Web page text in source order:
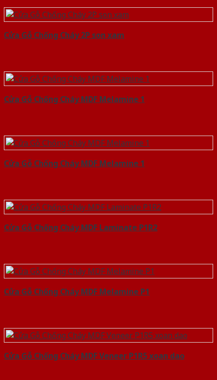
Cửa Gỗ Chống Cháy 2P son xam
Cửa Gỗ Chống Cháy MDF Melamine 1
Cửa Gỗ Chống Cháy MDF Melamine 1
Cửa Gỗ Chống Cháy MDF Laminate P1R2
Cửa Gỗ Chống Cháy MDF Melamine P1
Cửa Gỗ Chống Cháy MDF Veneer P1R5 xoan dao